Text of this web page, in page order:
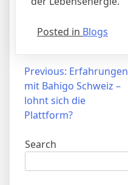
Posted in Blogs
Post
navigation
Previous: Erfahrungen
mit Bahigo Schweiz –
lohnt sich die
Plattform?
Search